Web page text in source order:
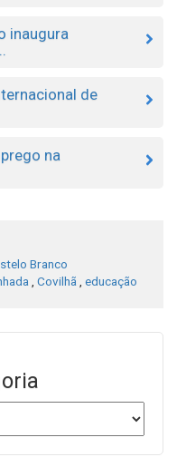
inaugura
de
na
Branco
Covilhã educação